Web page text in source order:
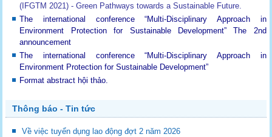
(IFGTM 2021) - Green Pathways towards a Sustainable Future.
The international conference “Multi-Disciplinary Approach in
Environment Protection for Sustainable Development”The 2nd
announcement
The international conference “Multi-Disciplinary Approach in
Environment Protection for Sustainable Development”
Format abstract hội thảo.
Thông báo - Tin tức
Về việc tuyển dụng lao động đợt 2 năm 2026